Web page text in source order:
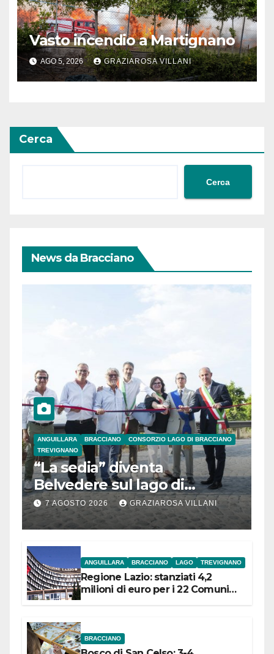
Vasto incendio a Martignano
AGO 5, 2026 GRAZIAROSA VILLANI
Cerca
Cerca
News da Bracciano
ANGUILLARA BRACCIANO
CONSORZIO LAGO DI BRACCIANO
TREVIGNANO
“La sedia” diventa
Belvedere sul lago di
Bracciano: ieri
l’inaugurazione
7 AGOSTO 2026 GRAZIAROSA VILLANI
ANGUILLARA BRACCIANO LAGO TREVIGNANO
Regione Lazio: stanziati 4,2
milioni di euro per i 22 Comuni
BRACCIANO